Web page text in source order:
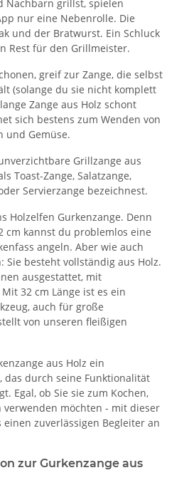
Nachbarn grillst, spielen
nur eine Nebenrolle. Die
und der Bratwurst. Ein Schluck
Rest für den Grillmeister.
greif zur Zange, die selbst
(solange du sie nicht komplett
Zange aus Holz schont
sich bestens zum Wenden von
und Gemüse.
Grillzange aus
Toast-Zange, Salatzange,
Servierzange bezeichnest.
Holzelfen Gurkenzange. Denn
cm kannst du problemlos eine
angeln. Aber wie auch
Sie besteht vollständig aus Holz.
ausgestattet, mit
32 cm Länge ist es ein
auch für große
von unseren fleißigen
aus Holz ein
das durch seine Funktionalität
Egal, ob Sie sie zum Kochen,
verwenden möchten - mit dieser
einen zuverlässigen Begleiter an
zur Gurkenzange aus